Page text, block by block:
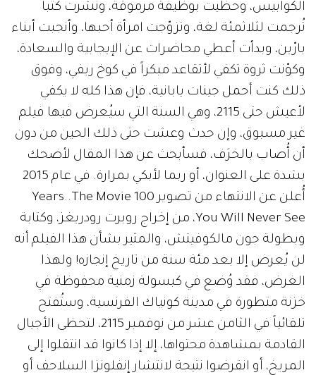
الكوابيس، وحظيت بوظيفة مرموقة، ونشرت كتباً
تُرجمت لثلاثمئة لغة، وتزوّجت امرأة أحبها، وأنجبت أبناء
بارّين، وبدأت أعطي محاضرات عن الإيجابية والسعادة،
وكوّنت ثروة تكفي لأتقاعد مبكراً في كوخ ريفي، وفوق
ذلك كنت أحمل جينات يابانية، فإن هذا كله لا يكفي
لأعيش حتى 2115، وهي السنة التي سيُعرض فيها فيلم
غير مسبوق، وإن حدث وعشت حتى ذلك الحين من دون
أن أُصاب بالخرَف، فسأبحث عن هذا المقال لأضحك
بشدة على العنوان، أو ربما لأبكي بمرارة. في عام 2015
أُعلن عن الانتهاء من تصوير 100 Years..The Movie
You Will Never See، من إخراج روبرت رودريغز، وكتابة
وبطولة جون مالكوفيتش، والمثير بشأن هذا الفيلم أنه
لن يُعرض إلا بعد مئة سنة من تاريخ إنجازه! ولهذا
الغرض، فقد وُضع في كبسولة زمنية محفوظة في
خزنة متطورة في مدينة كونياك الفرنسية، وستُفتح
تلقائياً في الثامن عشر من نوفمبر 2115، لتحظى الأجيال
القادمة بمشاهدة محتواها، إلا إذا كانوا قد انتقلوا إلى
المريخ، أو انقرضوا نتيجة لانتشار إنفلونزا السلاحف أو